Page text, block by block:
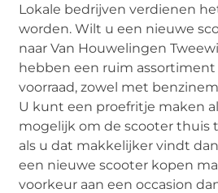
Lokale bedrijven verdienen
worden. Wilt u een nieuwe
naar Van Houwelingen
hebben een ruim assortiment
voorraad, zowel met
U kunt een proefritje maken
mogelijk om de scooter thuis
als u dat makkelijker vindt
een nieuwe scooter kopen
voorkeur aan een occasion